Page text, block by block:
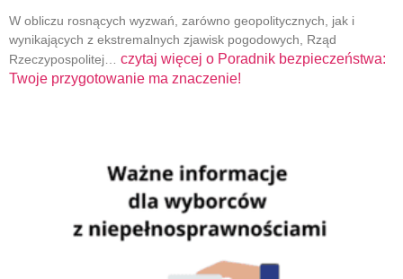
W obliczu rosnących wyzwań, zarówno geopolitycznych, jak i
wynikających z ekstremalnych zjawisk pogodowych, Rząd
Rzeczypospolitej… czytaj więcej o Poradnik bezpieczeństwa:
Twoje przygotowanie ma znaczenie!